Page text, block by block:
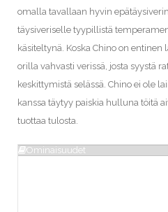
omalla tavallaan hyvin
täysiveriselle tyypillistä
käsiteltynä. Koska Chino on
orilla vahvasti verissä, josta syystä
keskittymistä selässä. Chino ei ole
kanssa täytyy paiskia hulluna töitä
tuottaa tulosta.
Ominaisuudet